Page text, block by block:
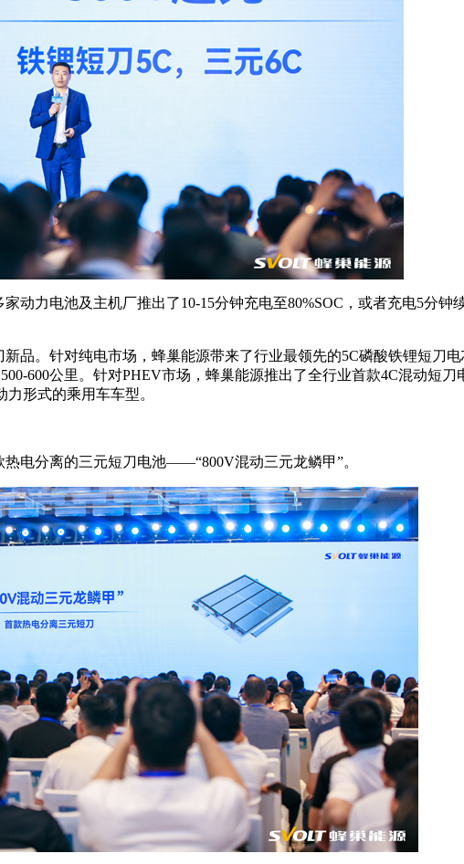
动力电池及主机厂推出了10-15分钟充电至80%SOC，或者充电5分钟
品。针对纯电市场，蜂巢能源带来了行业最领先的5C磷酸铁锂短刀
600公里。针对PHEV市场，蜂巢能源推出了全行业首款4C混动短
形式的乘用车车型。
电分离的三元短刀电池——“800V混动三元龙鳞甲”。